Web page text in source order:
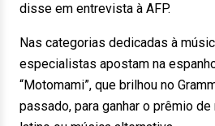
disse em entrevista à AFP.
Nas categorias dedicadas à
especialistas apostam na
“Motomami”, que brilhou no
passado, para ganhar o prêmio